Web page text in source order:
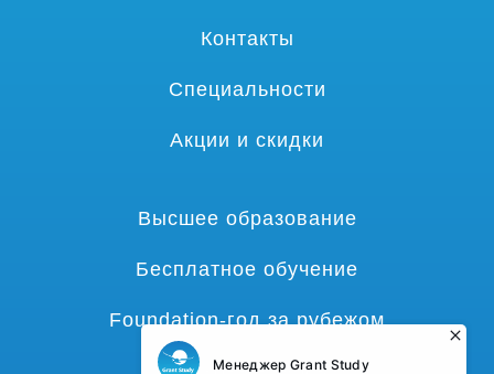
Контакты
Специальности
Акции и скидки
Высшее образование
Бесплатное обучение
Foundation-год за рубежом